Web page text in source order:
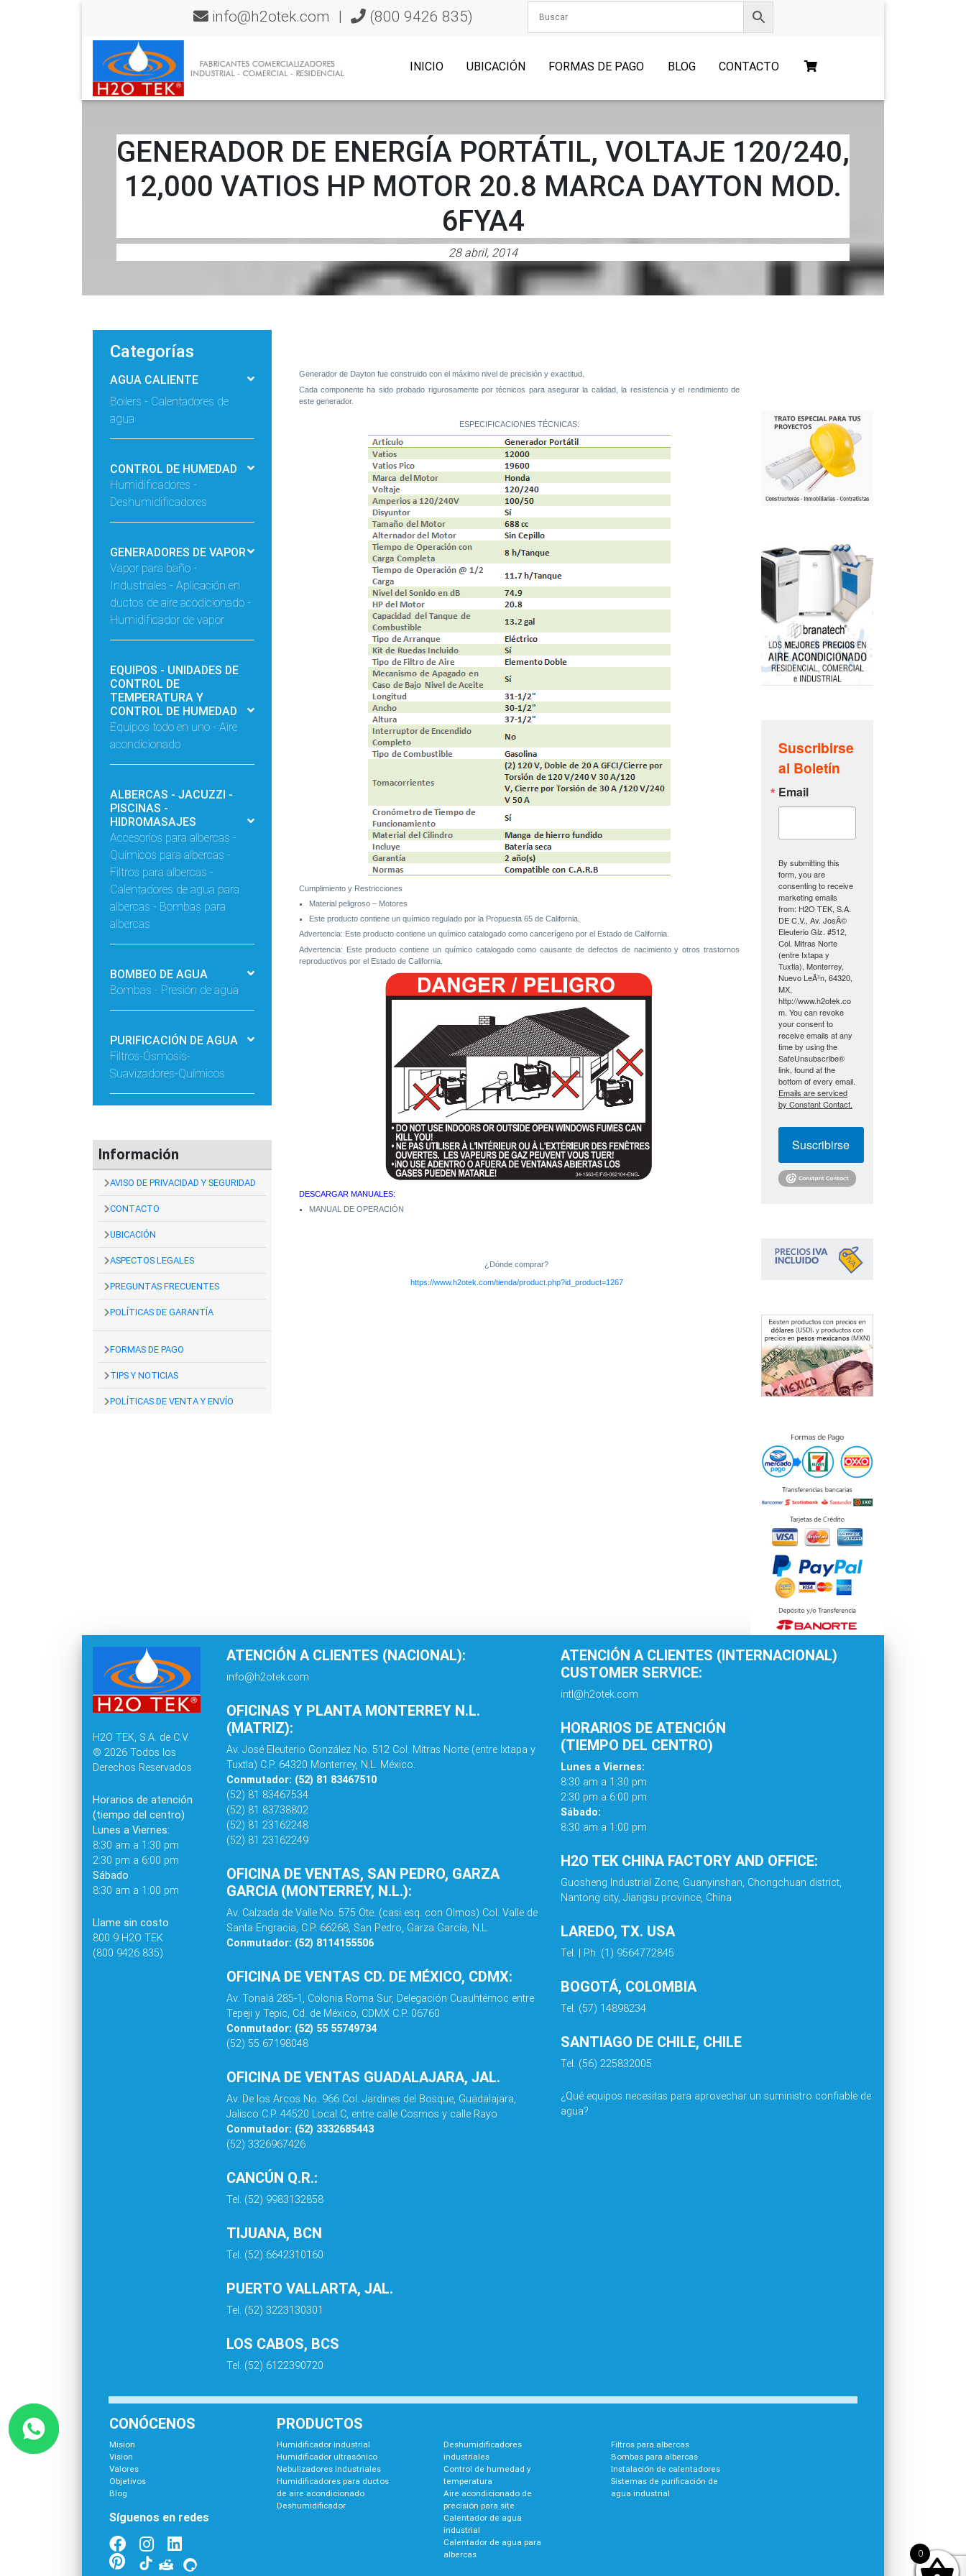
info@h2otek.com | (800 9426 835)
INICIO UBICACIÓN FORMAS DE PAGO BLOG CONTACTO
GENERADOR DE ENERGÍA PORTÁTIL, VOLTAJE 120/240,
12,000 VATIOS HP MOTOR 20.8 MARCA DAYTON MOD.
6FYA4
28 abril, 2014
Categorías
AGUA CALIENTE
Boilers - Calentadores de
agua
CONTROL DE HUMEDAD
Humidificadores -
Deshumidificadores
GENERADORES DE VAPOR
Vapor para baño -
Industriales - Aplicación en
ductos de aire acodicionado -
Humidificador de vapor
EQUIPOS - UNIDADES DE
CONTROL DE
TEMPERATURA Y
CONTROL DE HUMEDAD
Equipos todo en uno - Aire
acondicionado
ALBERCAS - JACUZZI -
PISCINAS -
HIDROMASAJES
Accesorios para albercas -
Químicos para albercas -
Filtros para albercas -
Calentadores de agua para
albercas - Bombas para
albercas
BOMBEO DE AGUA
Bombas - Presión de agua
PURIFICACIÓN DE AGUA
Filtros-Ósmosis-
Suavizadores-Químicos
Información
AVISO DE PRIVACIDAD Y SEGURIDAD
CONTACTO
UBICACIÓN
ASPECTOS LEGALES
PREGUNTAS FRECUENTES
POLÍTICAS DE GARANTÍA
FORMAS DE PAGO
TIPS Y NOTICIAS
POLÍTICAS DE VENTA Y ENVÍO
Generador de Dayton fue construido con el máximo nivel de precisión y exactitud.
Cada componente ha sido probado rigurosamente por técnicos para asegurar la calidad, la resistencia y el rendimiento de
este generador.
ESPECIFICACIONES TÉCNICAS:
Cumplimiento y Restricciones
Material peligroso – Motores
Este producto contiene un químico regulado por la Propuesta 65 de California.
Advertencia: Este producto contiene un químico catalogado como cancerígeno por el Estado de California.
Advertencia: Este producto contiene un químico catalogado como causante de defectos de nacimiento y otros trastornos
reproductivos por el Estado de California.
DESCARGAR MANUALES:
MANUAL DE OPERACIÓN
¿Dónde comprar?
https://www.h2otek.com/tienda/product.php?id_product=1267
Suscribirse
al Boletín
Email
By submitting this
form, you are
consenting to receive
marketing emails
from: H2O TEK, S.A.
DE C.V., Av. JosÃ©
Eleuterio Glz. #512,
Col. Mitras Norte
(entre Ixtapa y
Tuxtla), Monterrey,
Nuevo LeÃ³n, 64320,
MX,
http://www.h2otek.co
m. You can revoke
your consent to
receive emails at any
time by using the
SafeUnsubscribe®
link, found at the
bottom of every email.
Emails are serviced
by Constant Contact.
Suscribirse
H2O TEK, S.A. de C.V.
® 2026 Todos los
Derechos Reservados
Horarios de atención
(tiempo del centro)
Lunes a Viernes:
8:30 am a 1:30 pm
2:30 pm a 6:00 pm
Sábado
8:30 am a 1:00 pm
Llame sin costo
800 9 H2O TEK
(800 9426 835)
ATENCIÓN A CLIENTES (NACIONAL):
info@h2otek.com
OFICINAS Y PLANTA MONTERREY N.L.
(MATRIZ):
Av. José Eleuterio González No. 512 Col. Mitras Norte (entre Ixtapa y
Tuxtla) C.P. 64320 Monterrey, N.L. México.
Conmutador: (52) 81 83467510
(52) 81 83467534
(52) 81 83738802
(52) 81 23162248
(52) 81 23162249
OFICINA DE VENTAS, SAN PEDRO, GARZA
GARCIA (MONTERREY, N.L.):
Av. Calzada de Valle No. 575 Ote. (casi esq. con Olmos) Col. Valle de
Santa Engracia, C.P. 66268, San Pedro, Garza García, N.L.
Conmutador: (52) 8114155506
OFICINA DE VENTAS CD. DE MÉXICO, CDMX:
Av. Tonalá 285-1, Colonia Roma Sur, Delegación Cuauhtémoc entre
Tepeji y Tepic, Cd. de México, CDMX C.P. 06760
Conmutador: (52) 55 55749734
(52) 55 67198048
OFICINA DE VENTAS GUADALAJARA, JAL.
Av. De los Arcos No. 966 Col. Jardines del Bosque, Guadalajara,
Jalisco C.P. 44520 Local C, entre calle Cosmos y calle Rayo
Conmutador: (52) 3332685443
(52) 3326967426
CANCÚN Q.R.:
Tel. (52) 9983132858
TIJUANA, BCN
Tel. (52) 6642310160
PUERTO VALLARTA, JAL.
Tel. (52) 3223130301
LOS CABOS, BCS
Tel. (52) 6122390720
ATENCIÓN A CLIENTES (INTERNACIONAL)
CUSTOMER SERVICE:
intl@h2otek.com
HORARIOS DE ATENCIÓN
(TIEMPO DEL CENTRO)
Lunes a Viernes:
8:30 am a 1:30 pm
2:30 pm a 6:00 pm
Sábado:
8:30 am a 1:00 pm
H2O TEK CHINA FACTORY AND OFFICE:
Guosheng Industrial Zone, Guanyinshan, Chongchuan district,
Nantong city, Jiangsu province, China
LAREDO, TX. USA
Tel. | Ph. (1) 9564772845
BOGOTÁ, COLOMBIA
Tel. (57) 14898234
SANTIAGO DE CHILE, CHILE
Tel. (56) 225832005
¿Qué equipos necesitas para aprovechar un suministro confiable de
agua?
CONÓCENOS
Mision
Vision
Valores
Objetivos
Blog
Síguenos en redes
PRODUCTOS
Humidificador industrial
Humidificador ultrasónico
Nebulizadores industriales
Humidificadores para ductos
de aire acondicionado
Deshumidificador
Deshumidificadores
industriales
Control de humedad y
temperatura
Aire acondicionado de
precisión para site
Calentador de agua
industrial
Calentador de agua para
albercas
Filtros para albercas
Bombas para albercas
Instalación de calentadores
Sistemas de purificación de
agua industrial
0